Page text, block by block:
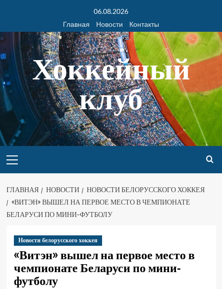
06.08.2026
Главная
Новости Контакты
Хоккейный
клуб
ГЛАВНАЯ НОВОСТИ
НОВОСТИ БЕЛОРУССКОГО ХОККЕЯ
«ВИТЭН» ВЫШЕЛ НА ПЕРВОЕ МЕСТО В ЧЕМПИОНАТЕ
БЕЛАРУСИ ПО МИНИ-ФУТБОЛУ
Новости белорусского хоккея
«Витэн» вышел на первое место в
чемпионате Беларуси по мини-
футболу